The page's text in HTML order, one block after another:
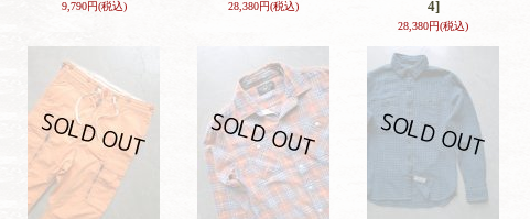
9,790円(税込) 28,380円(税込)
4]
28,380円(税込)